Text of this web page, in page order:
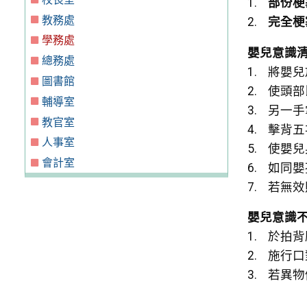
教務處
學務處
總務處
圖書館
輔導室
教官室
人事室
會計室
部份
完全
嬰兒意識
將嬰
使頭
另一
擊背
使嬰
如同
若無
嬰兒意識
於拍
施行
若異